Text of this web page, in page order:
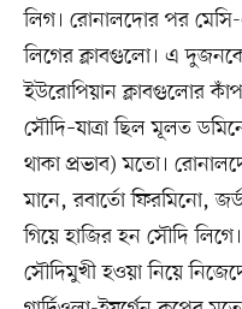
লিগ। রোনালদোর পর মেসি-
লিগের ক্লাবগুলো। এ
ইউরোপিয়ান ক্লাবগুলোর
সৌদি–যাত্রা ছিল মূলত
থাকা প্রভাব) মতো।
মানে, রবার্তো ফিরমিনো,
গিয়ে হাজির হন সৌদি
সৌদিমুখী হওয়া নিয়ে